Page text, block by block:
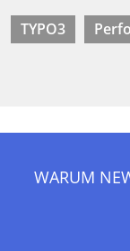
TYPO3
WARUM